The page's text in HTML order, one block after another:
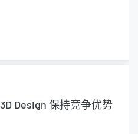
Design 保持竞争优势